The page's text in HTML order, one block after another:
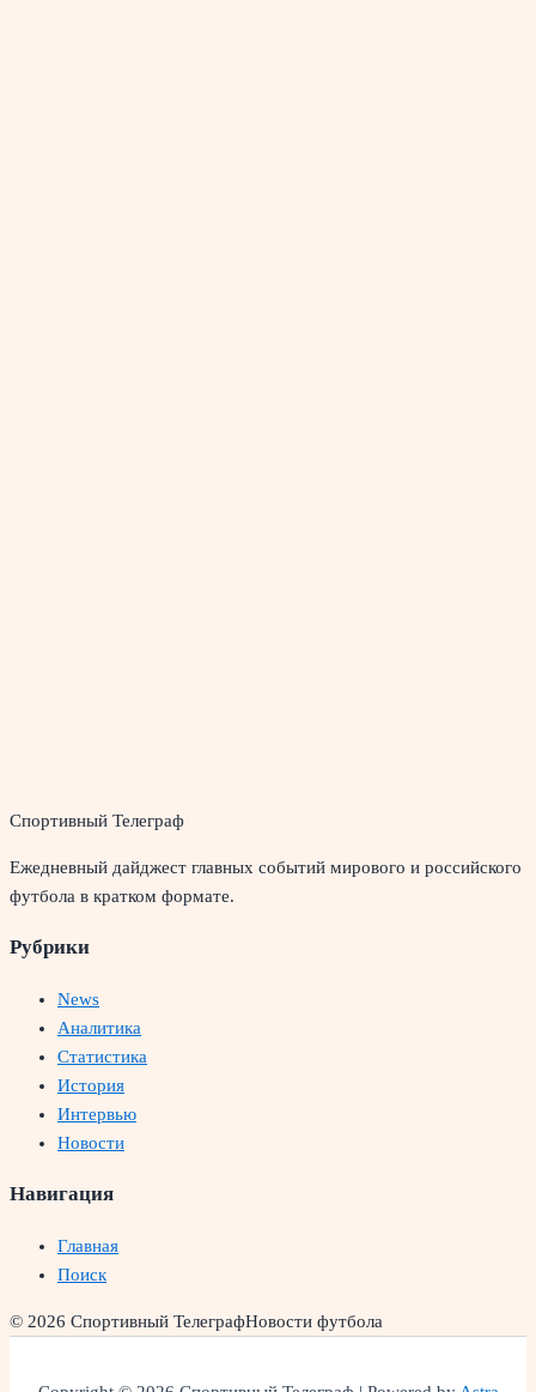
Спортивный Телеграф
Ежедневный дайджест главных событий мирового и российского
футбола в кратком формате.
Рубрики
News
Аналитика
Статистика
История
Интервью
Новости
Навигация
Главная
Поиск
© 2026 Спортивный ТелеграфНовости футбола